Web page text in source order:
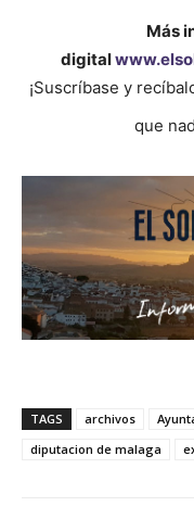
Más
digital
¡Suscríbase y
que
TAGS archivos
diputacion de malaga